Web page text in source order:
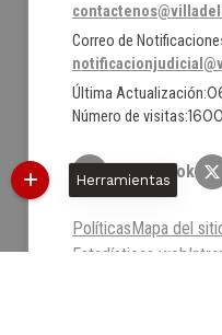
Correo de
Última Actualización:
Número de visitas:
@Facebook
PolíticasMapa del
Estadísticas web
Herramientas